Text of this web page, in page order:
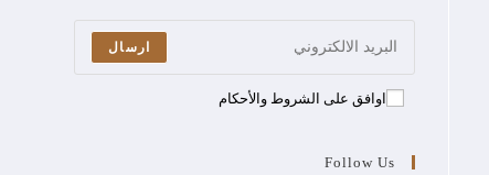
ارسال
اوافق على الشروط والأحكام
Follow Us